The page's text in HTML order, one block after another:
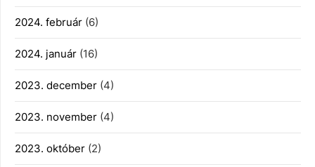
2024. február (6)
2024. január (16)
2023. december (4)
2023. november (4)
2023. október (2)